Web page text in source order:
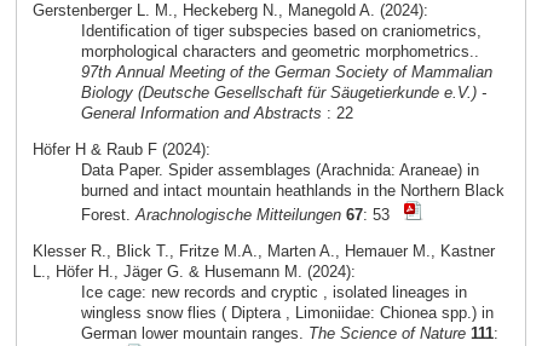
Gerstenberger L. M., Heckeberg N., Manegold A. (2024):
Identification of tiger subspecies based on craniometrics,
morphological characters and geometric morphometrics..
97th Annual Meeting of the German Society of Mammalian
Biology (Deutsche Gesellschaft für Säugetierkunde e.V.) -
General Information and Abstracts : 22
Höfer H & Raub F (2024):
Data Paper. Spider assemblages (Arachnida: Araneae) in
burned and intact mountain heathlands in the Northern Black
Forest. Arachnologische Mitteilungen 67: 53
Klesser R., Blick T., Fritze M.A., Marten A., Hemauer M., Kastner
L., Höfer H., Jäger G. & Husemann M. (2024):
Ice cage: new records and cryptic , isolated lineages in
wingless snow flies ( Diptera , Limoniidae: Chionea spp.) in
German lower mountain ranges. The Science of Nature 111: